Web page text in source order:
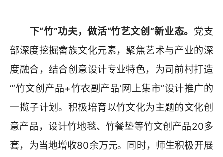
下“竹”功夫，做活“竹艺文创”新业态。 党支
部深度挖掘畲族文化元素，聚焦艺术与产业的深
度融合，结合创意设计专业特色，为司前村打造
“‘竹文创产品+竹农副产品’网上集市”设计推广的
一揽子计划。积极培育以竹文化为主题的文化创
意产品，设计竹地毯、竹餐垫等竹文创产品20多
套，为当地增收80余万元。同时，师生积极开展